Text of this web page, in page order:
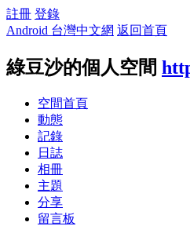
註冊 登錄
Android 台灣中文網 返回首頁
綠豆沙的個人空間
空間首頁
動態
記錄
日誌
相冊
主題
分享
留言板